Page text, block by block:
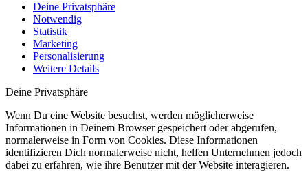
Deine Privatsphäre
Notwendig
Statistik
Marketing
Personalisierung
Weitere Details
Deine Privatsphäre
Wenn Du eine Website besuchst, werden möglicherweise
Informationen in Deinem Browser gespeichert oder abgerufen,
normalerweise in Form von Cookies. Diese Informationen
identifizieren Dich normalerweise nicht, helfen Unternehmen jedoch
dabei zu erfahren, wie ihre Benutzer mit der Website interagieren.